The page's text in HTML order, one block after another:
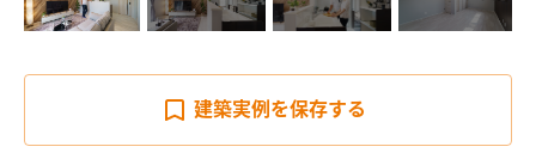
建築実例を保存する